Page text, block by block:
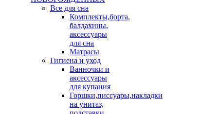
Все для сна
Комплекты,борта,
балдахины,
аксессуары
для сна
Матрасы
Гигиена и уход
Ванночки и
аксессуары
для купания
Горшки,писсуары,накладки
на унитаз,